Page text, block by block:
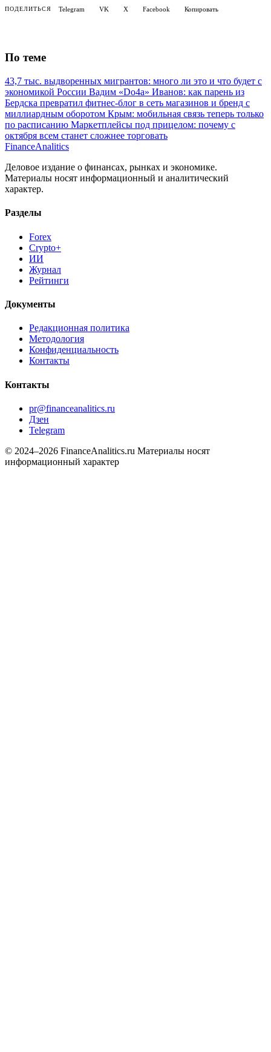
ПОДЕЛИТЬСЯ Telegram VK X Facebook Копировать
По теме
43,7 тыс. выдворенных мигрантов: много ли это и что будет с
экономикой России Вадим «Do4a» Иванов: как парень из
Бердска превратил фитнес-блог в сеть магазинов и бренд с
миллиардным оборотом Крым: мобильная связь теперь только
по расписанию Маркетплейсы под прицелом: почему с
октября всем станет сложнее торговать
FinanceAnalitics
Деловое издание о финансах, рынках и экономике.
Материалы носят информационный и аналитический
характер.
Разделы
Forex
Crypto+
ИИ
Журнал
Рейтинги
Документы
Редакционная политика
Методология
Конфиденциальность
Контакты
Контакты
pr@financeanalitics.ru
Дзен
Telegram
© 2024–2026 FinanceAnalitics.ru Материалы носят
информационный характер